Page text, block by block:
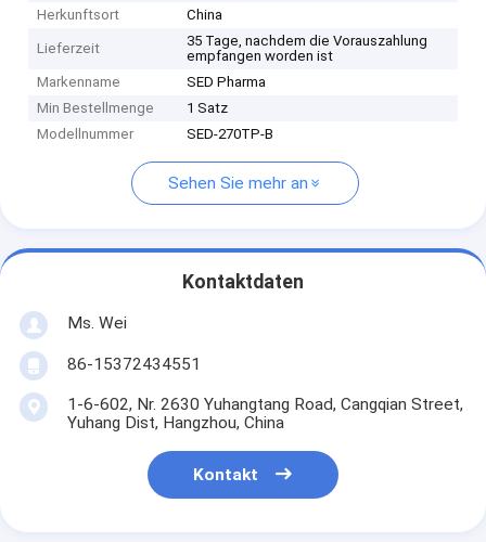
Herkunftsort
China
Lieferzeit
35 Tage, nachdem die Vorauszahlung
empfangen worden ist
Markenname
SED Pharma
Min Bestellmenge
1 Satz
Modellnummer
SED-270TP-B
Sehen Sie mehr an
Kontaktdaten
Ms. Wei
86-15372434551
1-6-602, Nr. 2630 Yuhangtang Road, Cangqian Street,
Yuhang Dist, Hangzhou, China
Kontakt